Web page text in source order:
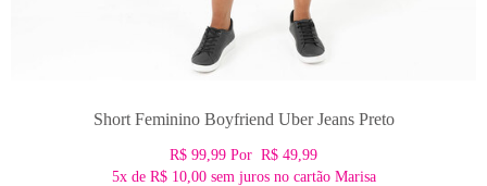
Short Feminino Boyfriend Uber Jeans Preto
R$ 99,99 Por R$ 49,99
5xde R$ 10,00sem juros no cartão Marisa